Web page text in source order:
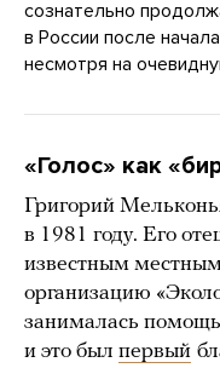
сознательно
в России после
несмотря на
«Голос» как
Григорий
в 1981 году. Его
известным
организацию
занималась
и это был первый